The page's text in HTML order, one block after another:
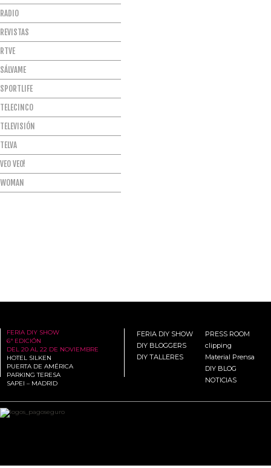
RADIO
REVISTAS
RTVE
SÁLVAME
SPORTLIFE
TELECINCO
TELEVISIÓN
TELVA
VEO VEO!
WOMAN
FERIA DIY SHOW
6ª EDICIÓN
DEL 20 AL 22 DE NOVIEMBRE
HOTEL SILKEN
PUERTA DE AMÉRICA
PARKING TERESA
SAPEI – MADRID
FERIA DIY SHOW
DIY BLOGGERS
DIY TALLERES
PRESS ROOM
clipping
Material Prensa
DIY BLOG
NOTICIAS